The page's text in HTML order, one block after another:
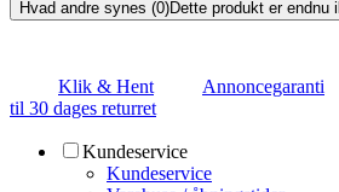
Hvad andre synes (0)Dette produkt er endnu
Klik & Hent Annoncegaranti
til 30 dages returret
Kundeservice
Kundeservice